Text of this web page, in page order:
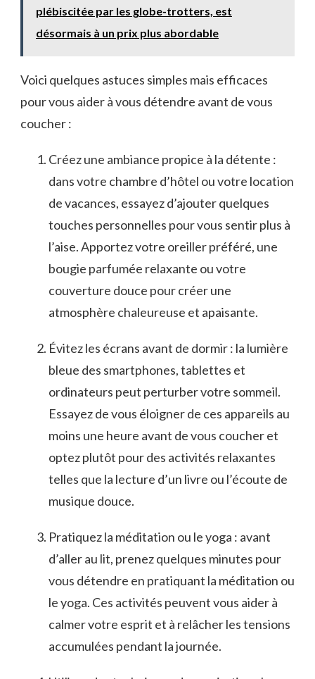
plébiscitée par les globe-trotters, est
désormais à un prix plus abordable
Voici quelques astuces ‌simples ‍mais efficaces​
pour vous aider à vous détendre avant de vous
coucher ⁣:
Créez une ambiance propice à la détente :
dans votre chambre d’hôtel ou votre location
de vacances, essayez d’ajouter​ quelques
touches personnelles pour vous sentir plus à
l’aise. Apportez votre oreiller préféré, une
bougie parfumée ‍relaxante ou votre
couverture douce pour créer une
atmosphère chaleureuse et apaisante.
Évitez les⁤ écrans avant de dormir : la lumière ​
bleue des smartphones, tablettes et
ordinateurs peut perturber votre sommeil.
Essayez de vous éloigner de ces appareils au
moins une heure avant de vous coucher⁣ et
optez plutôt pour des activités ⁣relaxantes
telles que la lecture d’un livre ou l’écoute de⁣
musique douce.
Pratiquez la méditation ou⁤ le yoga : avant
d’aller au lit, prenez quelques minutes ‌pour
vous détendre ​en pratiquant la méditation ou
le yoga. Ces activités peuvent vous aider à
calmer⁣ votre esprit⁢ et‌ à relâcher les tensions
accumulées pendant la journée.